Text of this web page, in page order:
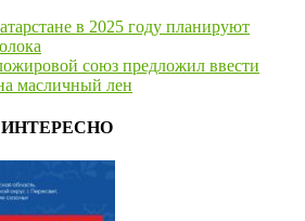
в 2025 году планируют
союз предложил ввести
масличный лен